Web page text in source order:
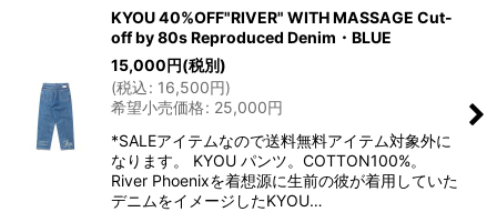
KYOU 40%OFF"RIVER" WITH MASSAGE Cut-
off by 80s Reproduced Denim・BLUE
15,000円(税別)
(税込: 16,500円)
希望小売価格: 25,000円
*SALEアイテムなので送料無料アイテム対象外に
なります。 KYOU パンツ。COTTON100%。
River Phoenixを着想源に生前の彼が着用していた
デニムをイメージしたKYOU…